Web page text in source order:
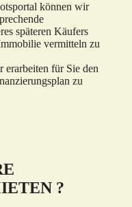
können wir
späteren Käufers
vermitteln zu
erarbeiten für Sie den
zu
?